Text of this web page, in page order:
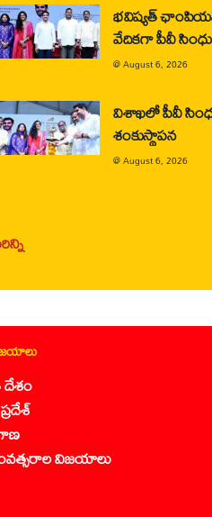
భవిష్యత్
వేదికగా పీవీ
@August 6, 2026
విశాఖలో పీవీ
శంకుస్థాపన
@August 6, 2026
విజయాలు